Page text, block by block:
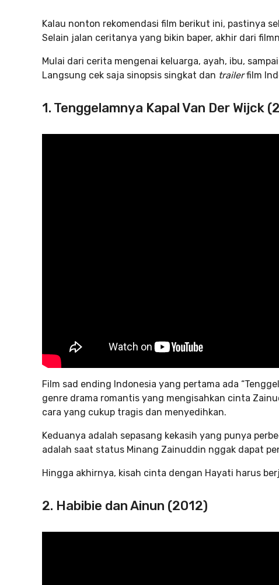
Kalau nonton rekomendasi film berikut ini, pastinya
Selain jalan ceritanya yang bikin baper, akhir dari
Mulai dari cerita mengenai keluarga, ayah, ibu,
Langsung cek saja sinopsis singkat dan trailerfilm
1. Tenggelamnya Kapal Van Der Wijck
Film sad ending Indonesia yang pertama ada
genre drama romantis yang mengisahkan cinta
cara yang cukup tragis dan menyedihkan.
Keduanya adalah sepasang kekasih yang punya
adalah saat status Minang Zainuddin nggak dapat
Hingga akhirnya, kisah cinta dengan Hayati harus
2. Habibie dan Ainun (2012)